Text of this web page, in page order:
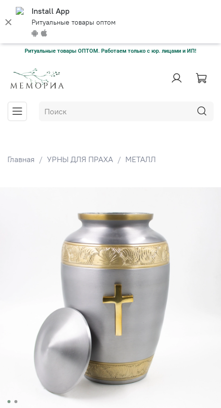
Install App
Ритуальные товары оптом
Ритуальные товары ОПТОМ. Работаем только с юр. лицами и ИП!
Главная УРНЫ ДЛЯ ПРАХА МЕТАЛЛ